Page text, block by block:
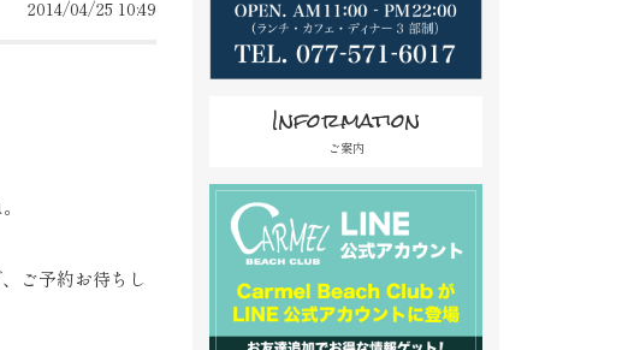
2014/04/25 10:49
ご予約お待ちし
Information
ご案内